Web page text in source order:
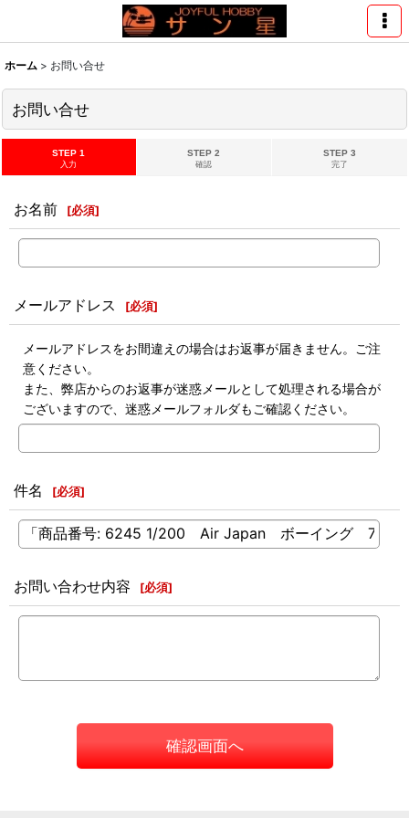
ホーム > お問い合せ
お問い合せ
STEP 1
入力
STEP 2
確認
STEP 3
完了
お名前 [必須]
メールアドレス [必須]
メールアドレスをお間違えの場合はお返事が届きません。ご注
意ください。
また、弊店からのお返事が迷惑メールとして処理される場合が
ございますので、迷惑メールフォルダもご確認ください。
件名 [必須]
お問い合わせ内容 [必須]
確認画面へ